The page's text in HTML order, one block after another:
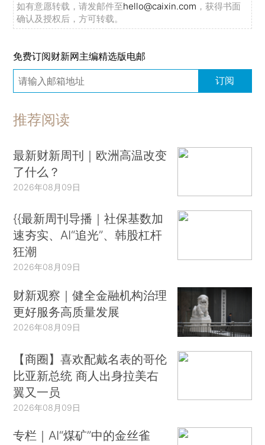
如有意愿转载，请发邮件至hello@caixin.com ，获得书面
确认及授权后，方可转载。
免费订阅财新网主编精选版电邮
订阅
推荐阅读
最新财新周刊｜欧洲高温改变
了什么？
2026年08月09日
{{最新周刊导播｜社保基数加
速夯实、AI“追光”、韩股杠杆
狂潮
2026年08月09日
财新观察｜健全金融机构治理
更好服务高质量发展
2026年08月09日
【商圈】喜欢配戴名表的哥伦
比亚新总统 商人出身拉美右
翼又一员
2026年08月09日
专栏｜AI“煤矿”中的金丝雀